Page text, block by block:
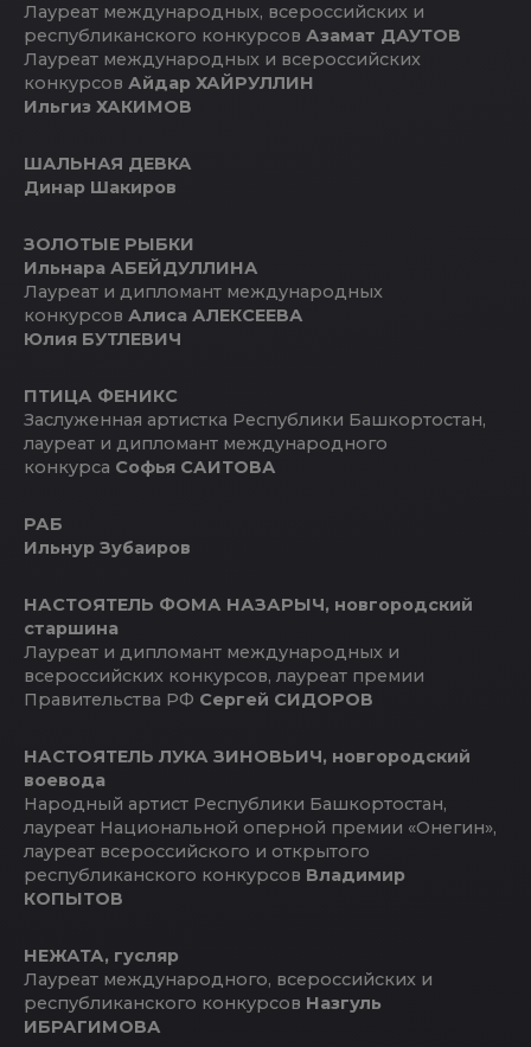
Лауреат международных, всероссийских и
республиканского конкурсов Азамат ДАУТОВ
Лауреат международных и всероссийских
конкурсов Айдар ХАЙРУЛЛИН
Ильгиз ХАКИМОВ
ШАЛЬНАЯ ДЕВКА
Динар Шакиров
ЗОЛОТЫЕ РЫБКИ
Ильнара АБЕЙДУЛЛИНА
Лауреат и дипломант международных
конкурсов Алиса АЛЕКСЕЕВА
Юлия БУТЛЕВИЧ
ПТИЦА ФЕНИКС
Заслуженная артистка Республики Башкортостан,
лауреат и дипломант международного
конкурса Софья САИТОВА
РАБ
Ильнур Зубаиров
НАСТОЯТЕЛЬ ФОМА НАЗАРЫЧ, новгородский
старшина
Лауреат и дипломант международных и
всероссийских конкурсов, лауреат премии
Правительства РФ Сергей СИДОРОВ
НАСТОЯТЕЛЬ ЛУКА ЗИНОВЬИЧ, новгородский
воевода
Народный артист Республики Башкортостан,
лауреат Национальной оперной премии «Онегин»,
лауреат всероссийского и открытого
республиканского конкурсов Владимир
КОПЫТОВ
НЕЖАТА, гусляр
Лауреат международного, всероссийских и
республиканского конкурсов Назгуль
ИБРАГИМОВА